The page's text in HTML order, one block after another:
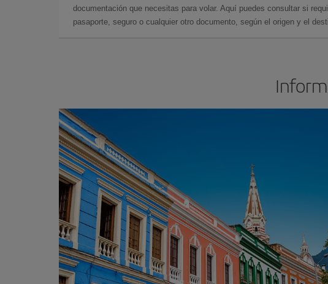
documentación que necesitas para volar. Aquí puedes consultar si
pasaporte, seguro o cualquier otro documento, según el origen y el